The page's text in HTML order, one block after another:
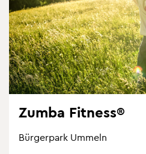
Zumba Fit­ness®
Bür­ger­park Um­meln